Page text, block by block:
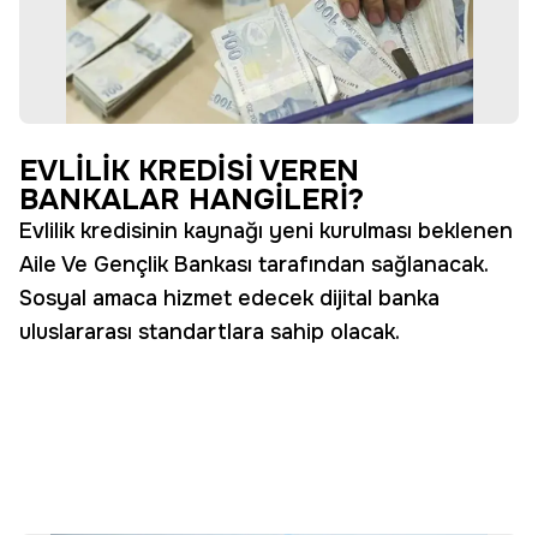
EVLİLİK KREDİSİ VEREN
BANKALAR HANGİLERİ?
Evlilik kredisinin kaynağı yeni kurulması beklenen
Aile Ve Gençlik Bankası tarafından sağlanacak.
Sosyal amaca hizmet edecek dijital banka
uluslararası standartlara sahip olacak.